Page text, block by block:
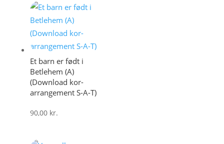
Et barn er født i
Betlehem (A)
(Download kor-
arrangement S-A-T)
90,00 kr.